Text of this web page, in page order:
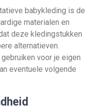
babykleding is de
materialen en
deze kledingstukken
alternatieven.
voor je eigen
eventuele volgende